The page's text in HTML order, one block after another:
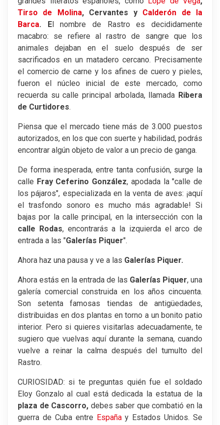
Tirso de Molina, Cervantes y Calderón de la
Barca. El nombre de Rastro es decididamente
macabro: se refiere al rastro de sangre que los
animales dejaban en el suelo después de ser
sacrificados en un matadero cercano. Precisamente
el comercio de carne y los afines de cuero y pieles,
fueron el núcleo inicial de este mercado, como
recuerda su calle principal arbolada, llamada Ribera
de Curtidores.
Piensa que el mercado tiene más de 3.000 puestos
autorizados, en los que con suerte y habilidad, podrás
encontrar algún objeto de valor a un precio de ganga.
De forma inesperada, entre tanta confusión, surge la
calle Fray Ceferino González, apodada la "calle de
los pájaros", especializada en la venta de aves: ¡aquí
el trasfondo sonoro es mucho más agradable! Si
bajas por la calle principal, en la intersección con la
calle Rodas, encontrarás a la izquierda el arco de
entrada a las "Galerías Piquer".
Ahora haz una pausa y ve a las Galerías Piquer.
Ahora estás en la entrada de las Galerías Piquer, una
galería comercial construida en los años cincuenta.
Son setenta famosas tiendas de antigüedades,
distribuidas en dos plantas en torno a un bonito patio
interior. Pero si quieres visitarlas adecuadamente, te
sugiero que vuelvas aquí durante la semana, cuando
vuelve a reinar la calma después del tumulto del
Rastro.
CURIOSIDAD: si te preguntas quién fue el soldado
Eloy Gonzalo al cual está dedicada la estatua de la
plaza de Cascorro, debes saber que combatió en la
guerra de Cuba entre Españay Estados Unidos. Se